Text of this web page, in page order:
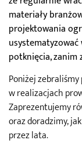
materiały
projektowania
potknięcia, zanim
Poniżej
w realizacjach
Zaprezentujemy
oraz doradzimy,
przez lata.